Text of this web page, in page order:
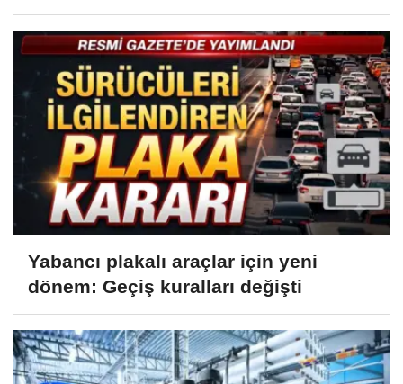
Yabancı plakalı araçlar için yeni
dönem: Geçiş kuralları değişti